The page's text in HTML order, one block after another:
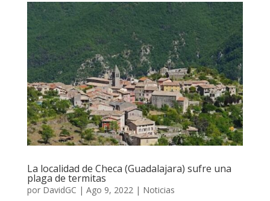
La localidad de Checa (Guadalajara) sufre una
plaga de termitas
por DavidGC | Ago 9, 2022 | Noticias